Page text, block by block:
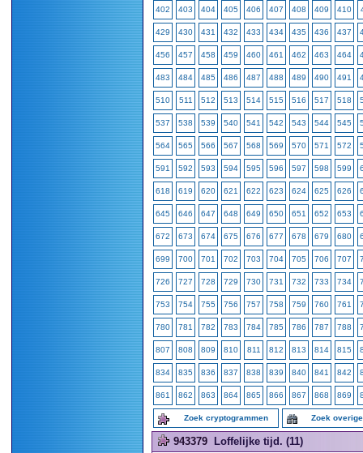
402 403 404 405 406 407 408 409 410
429 430 431 432 433 434 435 436 437
456 457 458 459 460 461 462 463 464
483 484 485 486 487 488 489 490 491
510 511 512 513 514 515 516 517 518
537 538 539 540 541 542 543 544 545
564 565 566 567 568 569 570 571 572
591 592 593 594 595 596 597 598 599
618 619 620 621 622 623 624 625 626
645 646 647 648 649 650 651 652 653
672 673 674 675 676 677 678 679 680
699 700 701 702 703 704 705 706 707
726 727 728 729 730 731 732 733 734
753 754 755 756 757 758 759 760 761
780 781 782 783 784 785 786 787 788
807 808 809 810 811 812 813 814 815
834 835 836 837 838 839 840 841 842
861 862 863 864 865 866 867 868 869
Zoek cryptogrammen Zoek
943379 Loffelijke tijd. (11)